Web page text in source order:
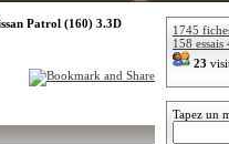
Patrol (160) 3.3D
1745
158 essais
23
Tapez un